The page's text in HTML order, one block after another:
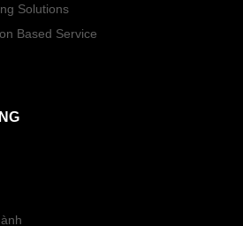
Solutions
Based Service